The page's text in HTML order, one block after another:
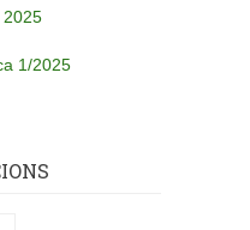
2025
1/2025